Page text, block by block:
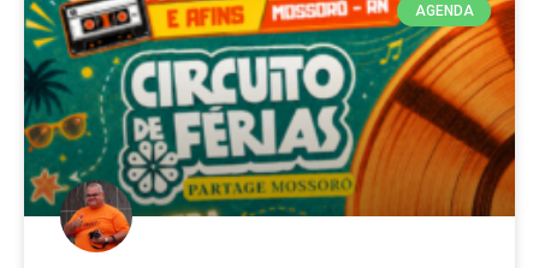
AGENDA